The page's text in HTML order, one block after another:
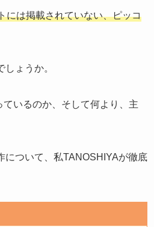
には掲載されていない、ピッコ
ょうか。
いるのか、そして何より、主
について、私TANOSHIYAが徹底